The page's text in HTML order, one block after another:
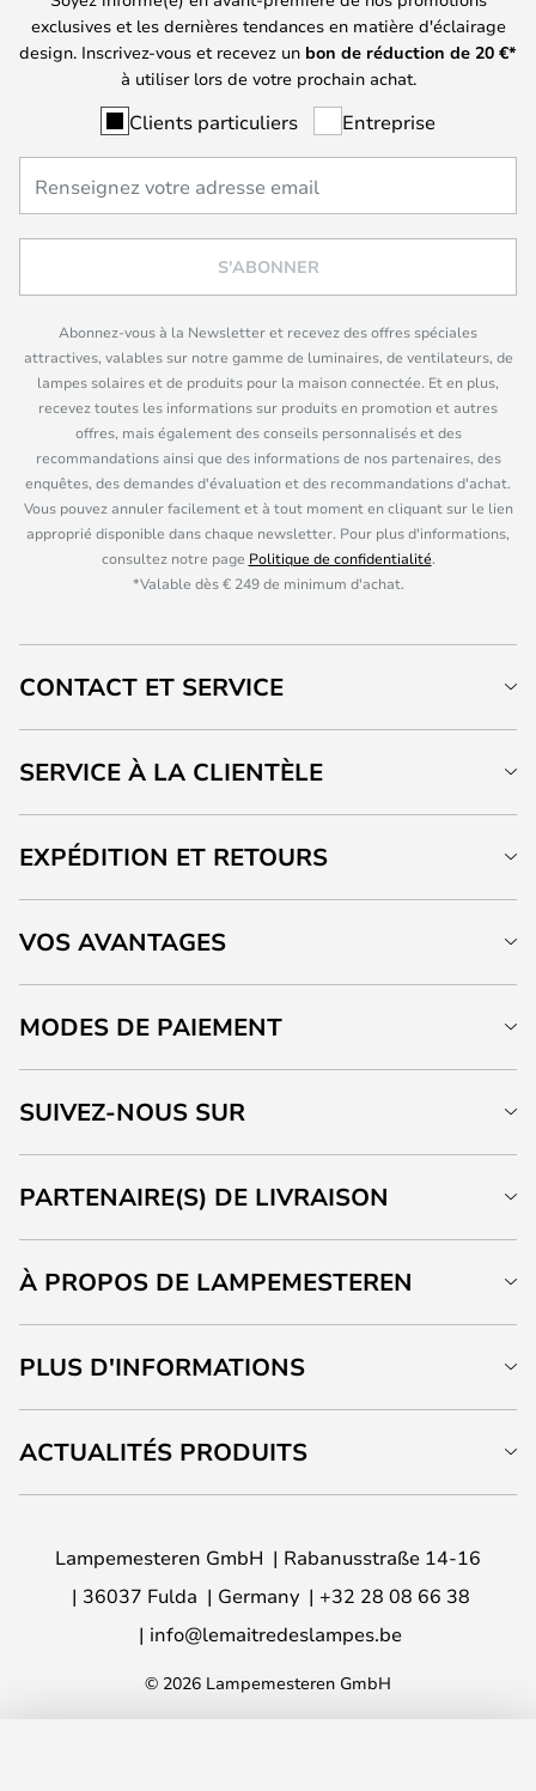
exclusives et les dernières tendances en matière d'éclairage
design. Inscrivez-vous et recevez un bon de réduction de 20 €*
à utiliser lors de votre prochain achat.
Clients particuliers Entreprise
S'ABONNER
Abonnez-vous à la Newsletter et recevez des offres spéciales
attractives, valables sur notre gamme de luminaires, de ventilateurs, de
lampes solaires et de produits pour la maison connectée. Et en plus,
recevez toutes les informations sur produits en promotion et autres
offres, mais également des conseils personnalisés et des
recommandations ainsi que des informations de nos partenaires, des
enquêtes, des demandes d'évaluation et des recommandations d'achat.
Vous pouvez annuler facilement et à tout moment en cliquant sur le lien
approprié disponible dans chaque newsletter. Pour plus d'informations,
consultez notre page Politique de confidentialité.
*Valable dès € 249 de minimum d'achat.
CONTACT ET SERVICE
SERVICE À LA CLIENTÈLE
EXPÉDITION ET RETOURS
VOS AVANTAGES
MODES DE PAIEMENT
SUIVEZ-NOUS SUR
PARTENAIRE(S) DE LIVRAISON
À PROPOS DE LAMPEMESTEREN
PLUS D'INFORMATIONS
ACTUALITÉS PRODUITS
Lampemesteren GmbH
Rabanusstraße 14-16
36037 Fulda
Germany
+32 28 08 66 38
info@lemaitredeslampes.be
© 2026 Lampemesteren GmbH